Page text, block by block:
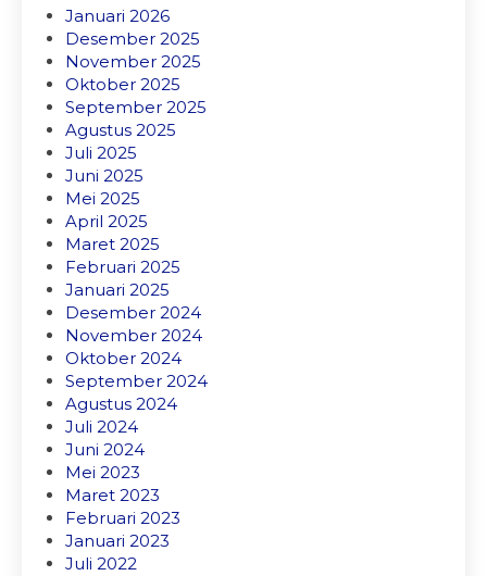
Januari 2026
Desember 2025
November 2025
Oktober 2025
September 2025
Agustus 2025
Juli 2025
Juni 2025
Mei 2025
April 2025
Maret 2025
Februari 2025
Januari 2025
Desember 2024
November 2024
Oktober 2024
September 2024
Agustus 2024
Juli 2024
Juni 2024
Mei 2023
Maret 2023
Februari 2023
Januari 2023
Juli 2022